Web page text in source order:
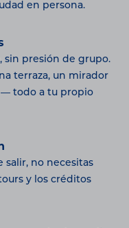
en persona.
sin presión de grupo.
terraza, un mirador
todo a tu propio
salir, no necesitas
y los créditos